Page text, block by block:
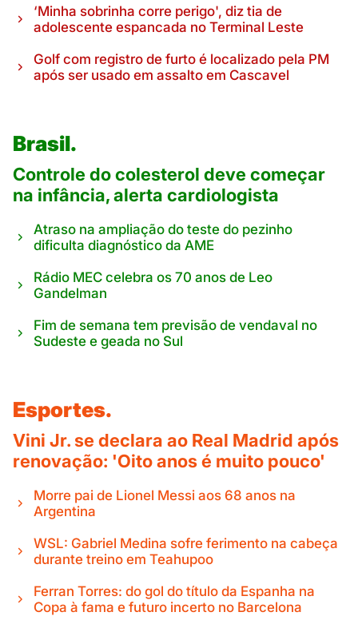
‘Minha sobrinha corre perigo', diz tia de
adolescente espancada no Terminal Leste
Golf com registro de furto é localizado pela PM
após ser usado em assalto em Cascavel
Brasil.
Controle do colesterol deve começar
na infância, alerta cardiologista
Atraso na ampliação do teste do pezinho
dificulta diagnóstico da AME
Rádio MEC celebra os 70 anos de Leo
Gandelman
Fim de semana tem previsão de vendaval no
Sudeste e geada no Sul
Esportes.
Vini Jr. se declara ao Real Madrid após
renovação: 'Oito anos é muito pouco'
Morre pai de Lionel Messi aos 68 anos na
Argentina
WSL: Gabriel Medina sofre ferimento na cabeça
durante treino em Teahupoo
Ferran Torres: do gol do título da Espanha na
Copa à fama e futuro incerto no Barcelona